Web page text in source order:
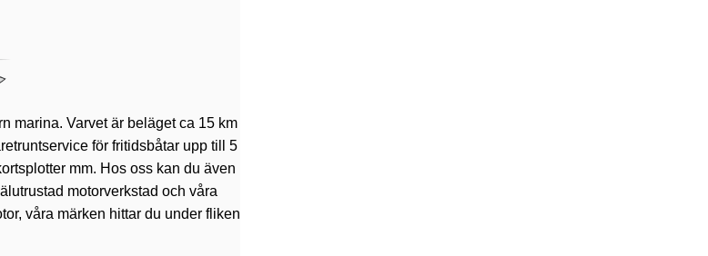
marina. Varvet är beläget ca 15 km
för fritidsbåtar upp till 5
mm. Hos oss kan du även
motorverkstad och våra
våra märken hittar du under fliken